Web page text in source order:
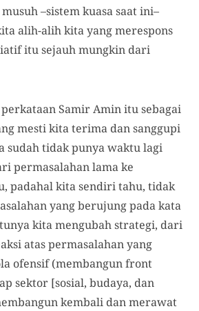
–sistem kuasa saat ini–
alih-alih kita yang merespons
itu sejauh mungkin dari
Samir Amin itu sebagai
mesti kita terima dan sanggupi
sudah tidak punya waktu lagi
permasalahan lama ke
padahal kita sendiri tahu, tidak
yang berujung pada kata
kita mengubah strategi, dari
atas permasalahan yang
ofensif (membangun front
sektor [sosial, budaya, dan
kembali dan merawat